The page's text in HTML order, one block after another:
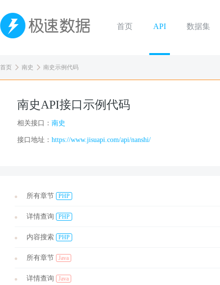
首页 API 数据集
首页 南史 南史示例代码
南史API接口示例代码
相关接口： 南史
接口地址： https://www.jisuapi.com/api/nanshi/
所有章节 PHP
详情查询 PHP
内容搜索 PHP
所有章节 Java
详情查询 Java